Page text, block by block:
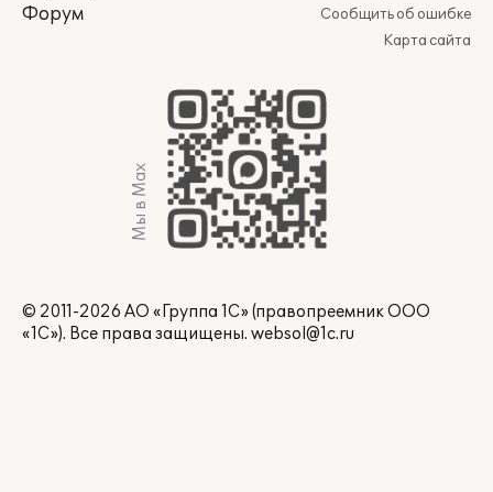
Форум
Сообщить об ошибке
Карта сайта
Мы в Max
© 2011-2026 АО «Группа 1С» (правопреемник ООО
«1С»). Все права защищены. websol@1c.ru